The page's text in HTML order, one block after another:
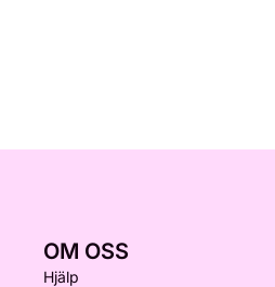
OM OSS
Hjälp